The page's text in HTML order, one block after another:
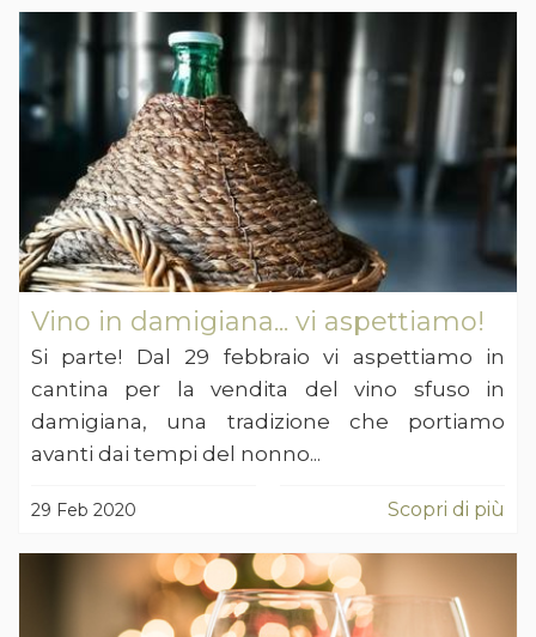
Vino in damigiana... vi aspettiamo!
Si parte! Dal 29 febbraio vi aspettiamo in
cantina per la vendita del vino sfuso in
damigiana, una tradizione che portiamo
avanti dai tempi del nonno...
29 Feb 2020 Scopri di più